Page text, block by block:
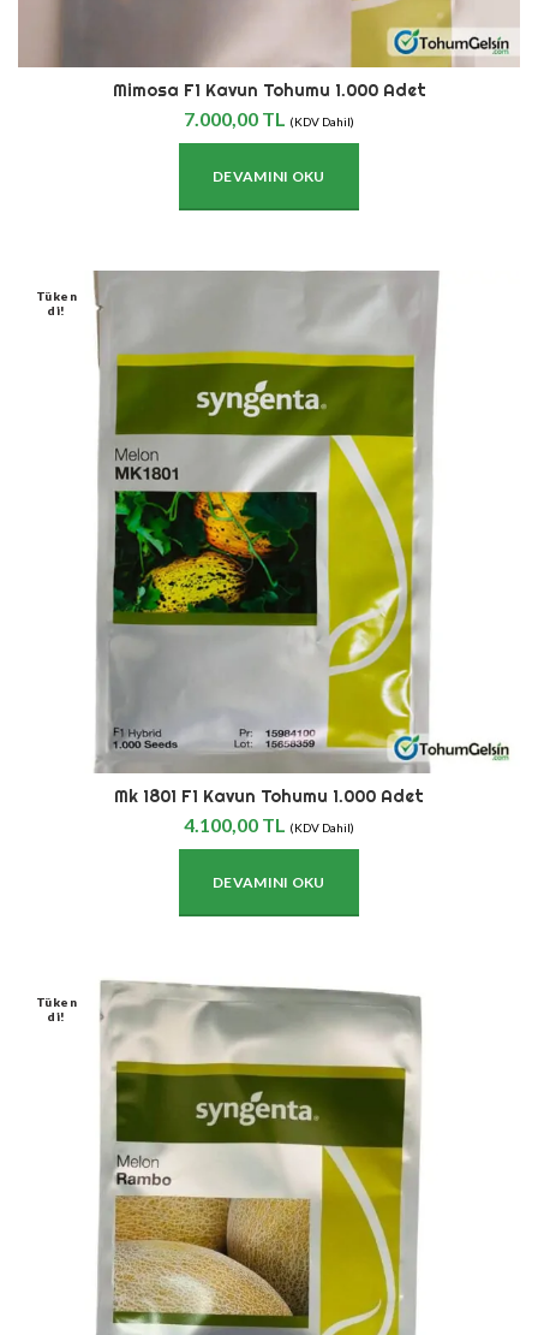
Mimosa F1 Kavun Tohumu 1.000 Adet
7.000,00 TL (KDV Dahil)
DEVAMINI OKU
Tüken
Di!
Mk 1801 F1 Kavun Tohumu 1.000 Adet
4.100,00 TL (KDV Dahil)
DEVAMINI OKU
Tüken
Di!